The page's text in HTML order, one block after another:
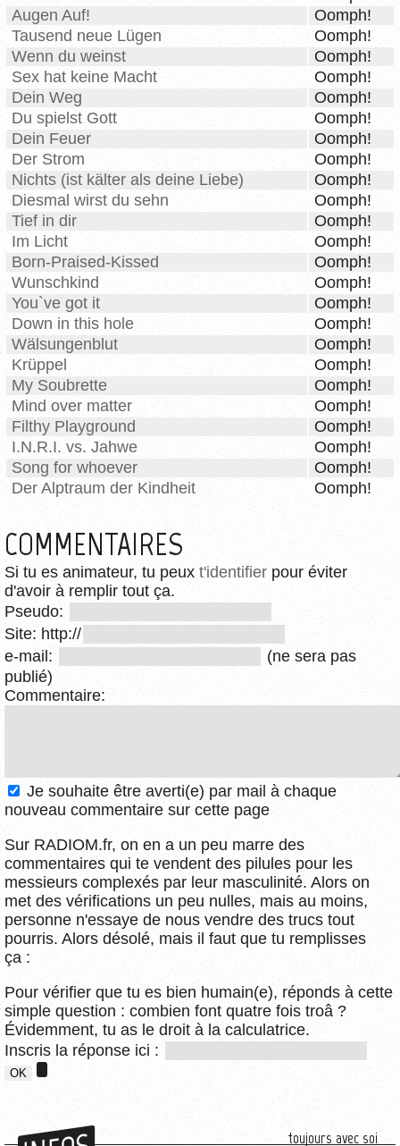
Augen Auf!
Oomph!
Tausend neue Lügen
Oomph!
Wenn du weinst
Oomph!
Sex hat keine Macht
Oomph!
Dein Weg
Oomph!
Du spielst Gott
Oomph!
Dein Feuer
Oomph!
Der Strom
Oomph!
Nichts (ist kälter als deine Liebe)
Oomph!
Diesmal wirst du sehn
Oomph!
Tief in dir
Oomph!
Im Licht
Oomph!
Born-Praised-Kissed
Oomph!
Wunschkind
Oomph!
You`ve got it
Oomph!
Down in this hole
Oomph!
Wälsungenblut
Oomph!
Krüppel
Oomph!
My Soubrette
Oomph!
Mind over matter
Oomph!
Filthy Playground
Oomph!
I.N.R.I. vs. Jahwe
Oomph!
Song for whoever
Oomph!
Der Alptraum der Kindheit
Oomph!
COMMENTAIRES
Si tu es animateur, tu peux t'identifier pour éviter
d'avoir à remplir tout ça.
Pseudo:
Site: http://
e-mail:
(ne sera pas
publié)
Commentaire:
Je souhaite être averti(e) par mail à chaque
nouveau commentaire sur cette page
Sur RADIOM.fr, on en a un peu marre des
commentaires qui te vendent des pilules pour les
messieurs complexés par leur masculinité. Alors on
met des vérifications un peu nulles, mais au moins,
personne n'essaye de nous vendre des trucs tout
pourris. Alors désolé, mais il faut que tu remplisses
ça :
Pour vérifier que tu es bien humain(e), réponds à cette
simple question : combien font quatre fois troâ ?
Évidemment, tu as le droit à la calculatrice.
Inscris la réponse ici :
toujours avec soi